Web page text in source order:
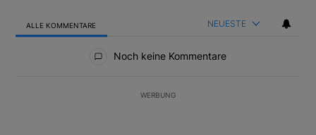
ALLE KOMMENTARE NEUESTE
Noch keine Kommentare
WERBUNG